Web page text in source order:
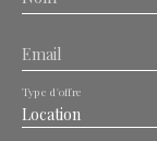
Email
Location
Type d'offre